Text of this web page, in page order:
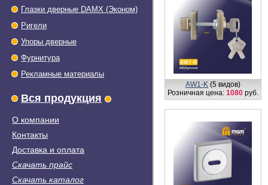
Глазки дверные DAMX (Эконом)
Ригели
Упоры дверные
Фурнитура
Рекламные материалы
Вся продукция
О компании
Контакты
Доставка и оплата
Скачать прайс
Скачать каталог
AW1-K (5 видов)
Розничная цена: 1080 руб.